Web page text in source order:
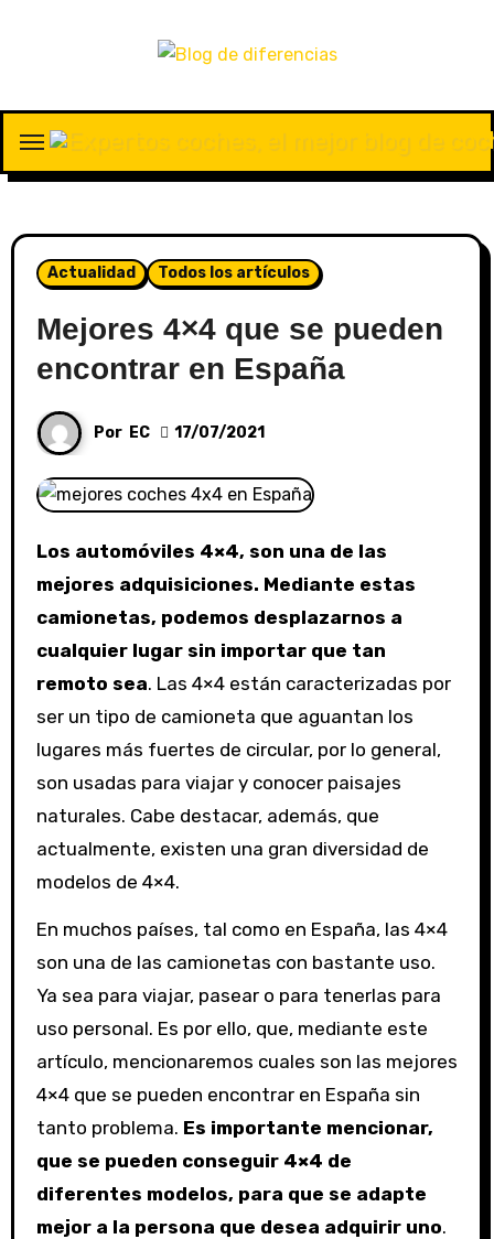
Actualidad Todos los artículos
Mejores 4×4 que se pueden
encontrar en España
Por EC 17/07/2021
Los automóviles 4×4, son una de las
mejores adquisiciones. Mediante estas
camionetas, podemos desplazarnos a
cualquier lugar sin importar que tan
remoto sea. Las 4×4 están caracterizadas por
ser un tipo de camioneta que aguantan los
lugares más fuertes de circular, por lo general,
son usadas para viajar y conocer paisajes
naturales. Cabe destacar, además, que
actualmente, existen una gran diversidad de
modelos de 4×4.
En muchos países, tal como en España, las 4×4
son una de las camionetas con bastante uso.
Ya sea para viajar, pasear o para tenerlas para
uso personal. Es por ello, que, mediante este
artículo, mencionaremos cuales son las mejores
4×4 que se pueden encontrar en España sin
tanto problema. Es importante mencionar,
que se pueden conseguir 4×4 de
diferentes modelos, para que se adapte
mejor a la persona que desea adquirir uno.